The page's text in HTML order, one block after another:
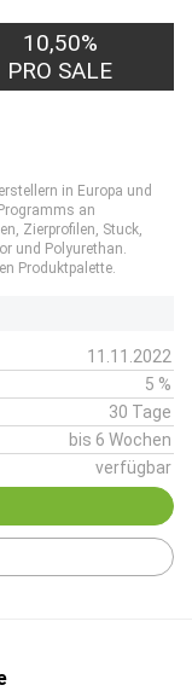
10,50%
PRO SALE
in Europa und
an
Zierprofilen, Stuck,
und Polyurethan.
Produktpalette.
11.11.2022
5 %
30 Tage
bis 6 Wochen
verfügbar